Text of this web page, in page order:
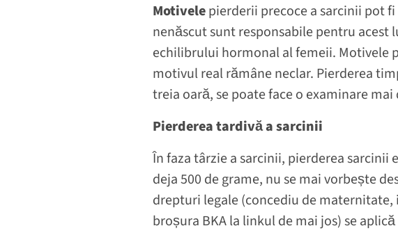
Motivelepierderii precoce a sarcinii pot
nenăscut sunt responsabile pentru
echilibrului hormonal al femeii. Motivele
motivul real rămâne neclar. Pierderea
treia oară, se poate face o examinare
Pierderea tardivă a sarcinii
În faza târzie a sarcinii, pierderea
deja 500 de grame, nu se mai vorbește
drepturi legale (concediu de
broșura BKA la linkul de mai jos) se